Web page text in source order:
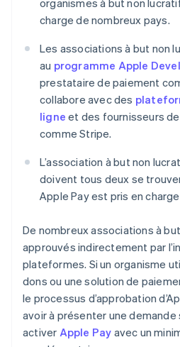
organismes à but non
charge de nombreux pays.
Les associations à but non
au programme Apple
prestataire de paiement
collabore avec des
ligne et des fournisseurs
comme Stripe.
L’association à but non
doivent tous deux se
Apple Pay est pris en
De nombreux associations à
approuvés indirectement par
plateformes. Si un organisme
dons ou une solution de
le processus d’approbation
avoir à présenter une
activer Apple Pay avec un